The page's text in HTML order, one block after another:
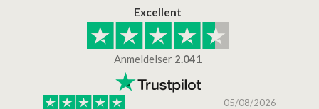
Excellent
Anmeldelser 2.041
05/08/2026